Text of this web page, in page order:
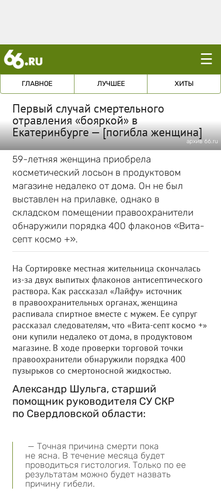
☰
ГЛАВНОЕ ЛУЧШЕЕ ХИТЫ
Первый случай смертельного
отравления «бояркой» в
Екатеринбурге — [погибла женщина]
архив 66.ru
59-летняя женщина приобрела
косметический лосьон в продуктовом
магазине недалеко от дома. Он не был
выставлен на прилавке, однако в
складском помещении правоохранители
обнаружили порядка 400 флаконов «Вита-
септ космо +».
На Сортировке местная жительница скончалась
из-за двух выпитых флаконов антисептического
раствора. Как рассказал «Лайфу» источник
в правоохранительных органах, женщина
распивала спиртное вместе с мужем. Ее супруг
рассказал следователям, что «Вита-септ космо +»
они купили недалеко от дома, в продуктовом
магазине. В ходе проверки торговой точки
правоохранители обнаружили порядка 400
пузырьков со смертоносной жидкостью.
Александр Шульга, старший
помощник руководителя СУ СКР
по Свердловской области:
— Точная причина смерти пока
не ясна. В течение месяца будет
проводиться гистология. Только по ее
результатам можно будет назвать
причину гибели.